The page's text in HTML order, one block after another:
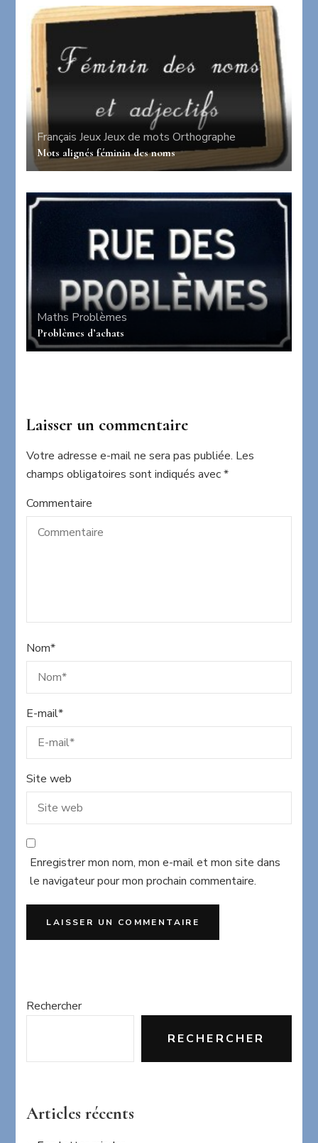
Français Jeux Jeux de mots Orthographe
Mots alignés féminin des noms
Maths Problèmes
Problèmes d’achats
Laisser un commentaire
Votre adresse e-mail ne sera pas publiée. Les
champs obligatoires sont indiqués avec*
Commentaire
Nom*
E-mail*
Site web
Enregistrer mon nom, mon e-mail et mon site dans
le navigateur pour mon prochain commentaire.
Rechercher
RECHERCHER
Articles récents